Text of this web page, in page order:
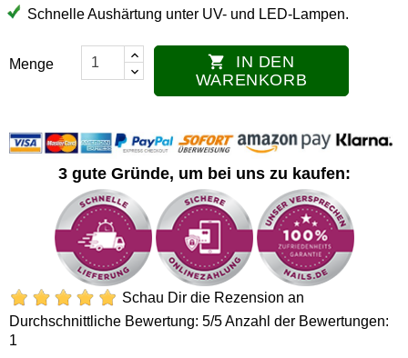
Schnelle Aushärtung unter UV- und LED-Lampen.
Menge 
WARENKORB
3 gute Gründe, um bei uns zu kaufen:
Schau Dir die Rezension an
Durchschnittliche Bewertung: 5/5 Anzahl der Bewertungen:
1